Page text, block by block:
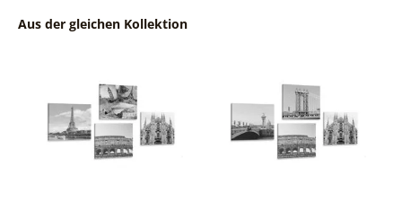
Aus der gleichen Kollektion